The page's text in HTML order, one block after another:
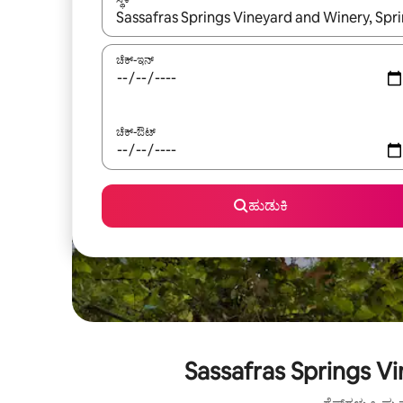
ಫಲಿತಾಂಶಗಳು ಲಭ್ಯವಿರುವಾಗ, ಅಪ್ ಮತ್ತು ಡೌನ್ ಬಾಣದ
ಚೆಕ್-ಇನ್
ಚೆಕ್-ಔಟ್
ಹುಡುಕಿ
Sassafras Springs